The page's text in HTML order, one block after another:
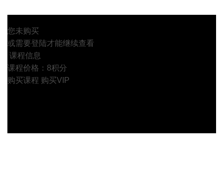
您未购买
或需要登陆才能继续查看
课程信息
课程价格：8积分
购买课程 购买VIP